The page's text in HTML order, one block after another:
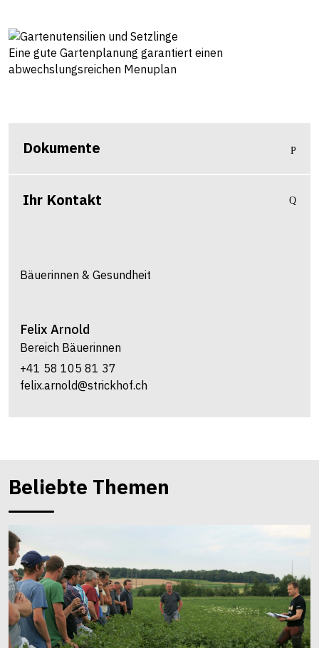
Eine gute Gartenplanung garantiert einen
abwechslungsreichen Menuplan
Dokumente
Ihr Kontakt
Bäuerinnen & Gesundheit
Felix Arnold
Bereich Bäuerinnen
+41 58 105 81 37
felix.arnold@strickhof.ch
Beliebte Themen